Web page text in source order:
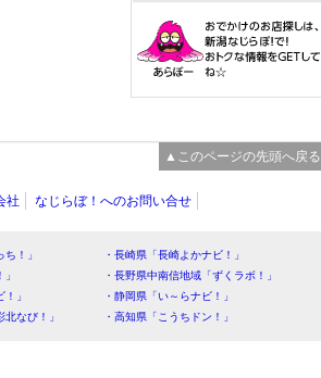
▲このページの先頭へ戻る
社 なじらぼ！へのお問い合せ
！」
・長崎県「長崎よかナビ！」
・長野県中南信地域「ずくラボ！」
」
・静岡県「い～らナビ！」
北なび！」 ・高知県「こうちドン！」